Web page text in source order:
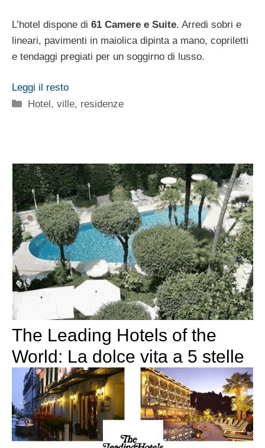
L’hotel dispone di 61 Camere e Suite. Arredi sobri e
lineari, pavimenti in maiolica dipinta a mano, copriletti
e tendaggi pregiati per un soggirno di lusso.
Leggi il resto
Categorie
Hotel, ville, residenze
The Leading Hotels of the
World: La dolce vita a 5 stelle